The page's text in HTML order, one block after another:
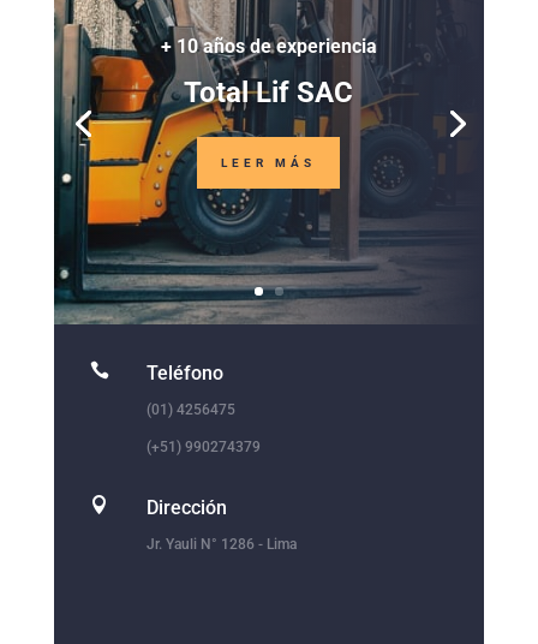
+ 10 años de experiencia
Total Lif SAC
LEER MÁS
 Teléfono
(01) 4256475
(+51) 990274379
 Dirección
Jr. Yauli N° 1286 - Lima